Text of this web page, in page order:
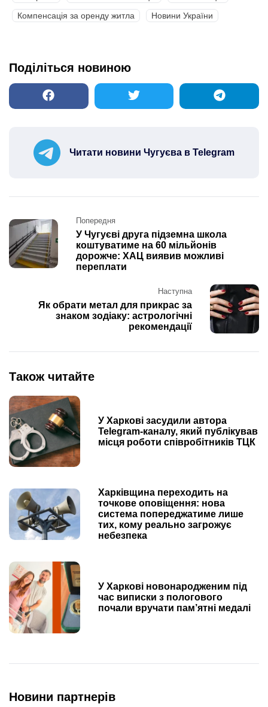
Компенсація за оренду житла
Новини України
Поділіться новиною
Читати новини Чугуєва в Telegram
Post
navigation
Попередня
У Чугуєві друга підземна школа
коштуватиме на 60 мільйонів
дорожче: ХАЦ виявив можливі
переплати
Наступна
Як обрати метал для прикрас за
знаком зодіаку: астрологічні
рекомендації
Також читайте
У Харкові засудили автора
Telegram-каналу, який публікував
місця роботи співробітників ТЦК
Харківщина переходить на
точкове оповіщення: нова
система попереджатиме лише
тих, кому реально загрожує
небезпека
У Харкові новонародженим під
час виписки з пологового
почали вручати пам’ятні медалі
Новини партнерів